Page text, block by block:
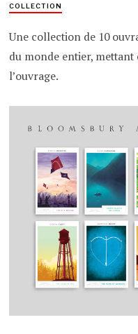
COLLECTION
Une collection de 10
du monde entier, mettant
l’ouvrage.